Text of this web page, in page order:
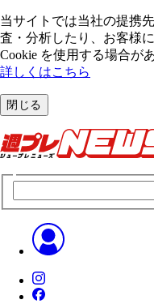
当サイトでは当社の提携
査・分析したり、お客様
Cookie を使⽤する場合が
詳しくはこちら
閉じる